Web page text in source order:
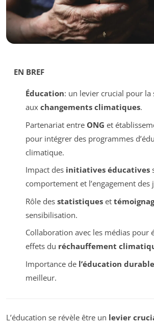
EN BREF
Éducation: un levier crucial pour la
aux changements climatiques.
Partenariat entre ONG et
pour intégrer des programmes
climatique.
Impact des initiatives éducatives
comportement et l’engagement des
Rôle des statistiqueset
sensibilisation.
Collaboration avec les médias pour
effets du réchauffement
Importance de l’éducation durable
meilleur.
L’éducation se révèle être un levier